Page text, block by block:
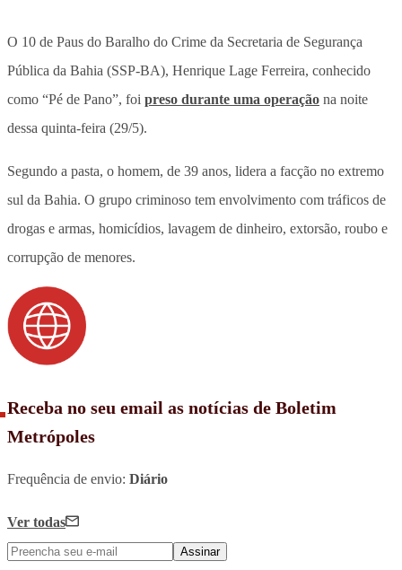
O 10 de Paus do Baralho do Crime da Secretaria de Segurança
Pública da Bahia (SSP-BA), Henrique Lage Ferreira, conhecido
como “Pé de Pano”, foi preso durante uma operação na noite
dessa quinta-feira (29/5).
Segundo a pasta, o homem, de 39 anos, lidera a facção no extremo
sul da Bahia. O grupo criminoso tem envolvimento com tráficos de
drogas e armas, homicídios, lavagem de dinheiro, extorsão, roubo e
corrupção de menores.
Receba no seu email as notícias de Boletim
Metrópoles
Frequência de envio: Diário
Ver todas
Assinar